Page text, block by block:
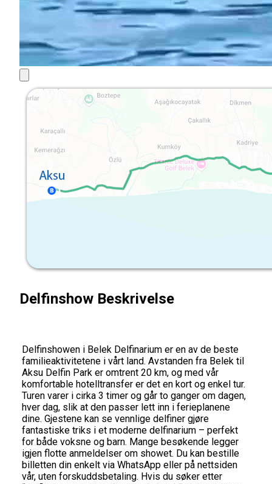
Delfinshow Beskrivelse
Delfinshowen i Belek Delfinarium er en av de beste
familieaktivitetene i vårt land. Avstanden fra Belek til
Aksu Delfin Park er omtrent 20 km, og med vår
komfortable hotelltransfer er det en kort og enkel tur.
Turen varer i cirka 3 timer og går to ganger om dagen,
hver dag, slik at den passer lett inn i ferieplanene
dine. Gjestene kan se vennlige delfiner gjøre
fantastiske triks i et moderne delfinarium – perfekt
for både voksne og barn. Mange besøkende legger
igjen flotte anmeldelser om showet. Du kan bestille
billetten din enkelt via WhatsApp eller på nettsiden
vår, uten forskuddsbetaling. Hvis du søker etter